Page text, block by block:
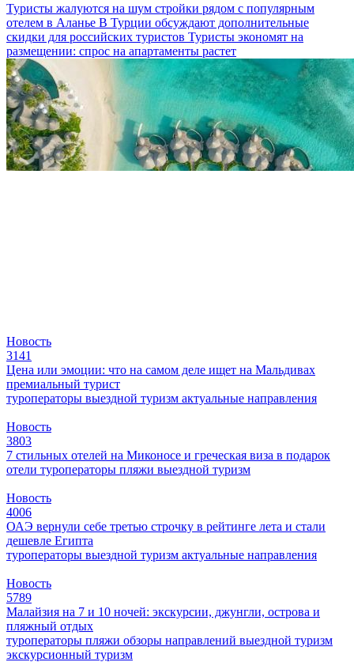
Туристы жалуются на шум стройки рядом с популярным
отелем в Аланье В Турции обсуждают дополнительные
скидки для российских туристов Туристы экономят на
размещении: спрос на апартаменты растет
Новость
3141
Цена или эмоции: что на самом деле ищет на Мальдивах
премиальный турист
туроператоры выездной туризм актуальные направления
Новость
3803
7 стильных отелей на Миконосе и греческая виза в подарок
отели туроператоры пляжи выездной туризм
Новость
4006
ОАЭ вернули себе третью строчку в рейтинге лета и стали
дешевле Египта
туроператоры выездной туризм актуальные направления
Новость
5789
Малайзия на 7 и 10 ночей: экскурсии, джунгли, острова и
пляжный отдых
туроператоры пляжи обзоры направлений выездной туризм
экскурсионный туризм